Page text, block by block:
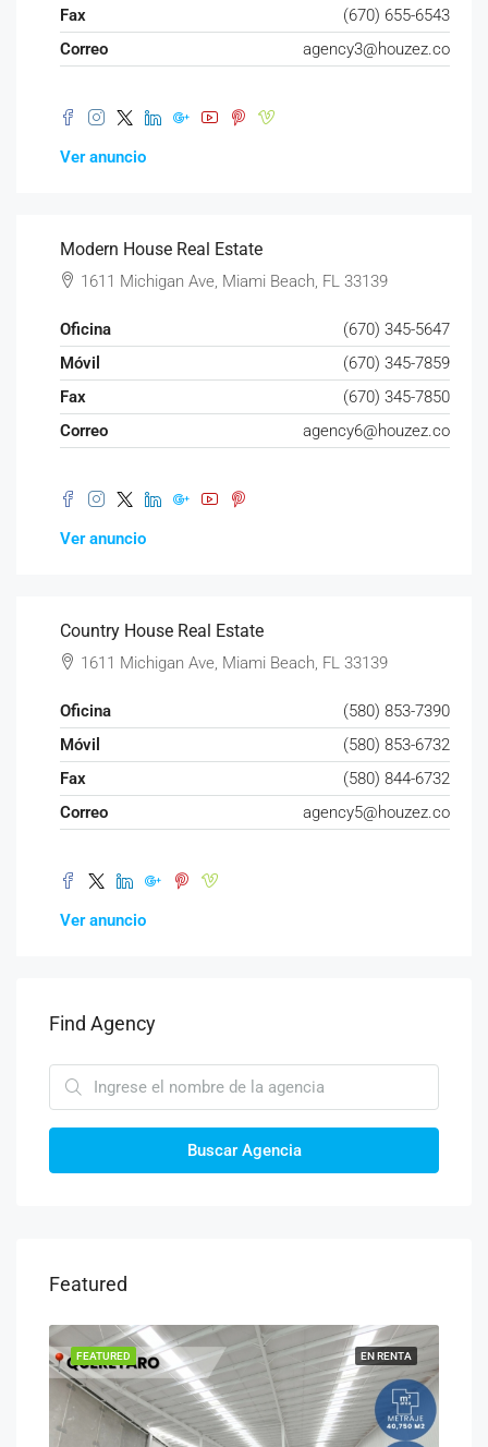
Fax
(670) 655-6543
Correo
agency3@houzez.co
Ver anuncio
Modern House Real Estate
1611 Michigan Ave, Miami Beach, FL 33139
Oficina
(670) 345-5647
Móvil
(670) 345-7859
Fax
(670) 345-7850
Correo
agency6@houzez.co
Ver anuncio
Country House Real Estate
1611 Michigan Ave, Miami Beach, FL 33139
Oficina
(580) 853-7390
Móvil
(580) 853-6732
Fax
(580) 844-6732
Correo
agency5@houzez.co
Ver anuncio
Find Agency
Buscar Agencia
Featured
EN RENTA
FEATURED